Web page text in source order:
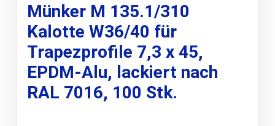
Münker M 135.1/310
Kalotte W36/40 für
Trapezprofile 7,3 x 45,
EPDM-Alu, lackiert nach
RAL 7016, 100 Stk.